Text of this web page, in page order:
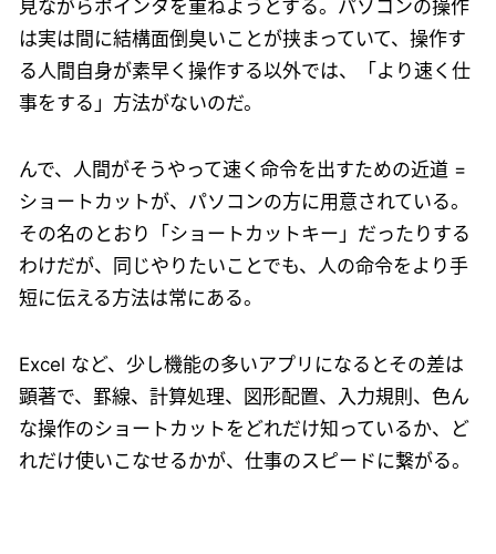
見ながらポインタを重ねようとする。パソコンの操作
は実は間に結構面倒臭いことが挟まっていて、操作す
る人間自身が素早く操作する以外では、「より速く仕
事をする」方法がないのだ。
んで、人間がそうやって速く命令を出すための近道 =
ショートカットが、パソコンの方に用意されている。
その名のとおり「ショートカットキー」だったりする
わけだが、同じやりたいことでも、人の命令をより手
短に伝える方法は常にある。
Excel など、少し機能の多いアプリになるとその差は
顕著で、罫線、計算処理、図形配置、入力規則、色ん
な操作のショートカットをどれだけ知っているか、ど
れだけ使いこなせるかが、仕事のスピードに繋がる。